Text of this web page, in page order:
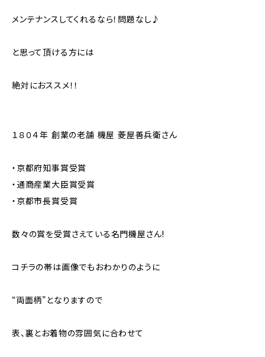
メンテナンスしてくれるなら！問題なし♪
と思って頂ける方には
絶対におススメ！！
１８０４年 創業の老舗 機屋 菱屋善兵衛さん
・京都府知事賞受賞
・通商産業大臣賞受賞
・京都市長賞受賞
数々の賞を受賞さえている名門機屋さん!
コチラの帯は画像でもおわかりのように
“両面柄”となりますので
表、裏とお着物の雰囲気に合わせて